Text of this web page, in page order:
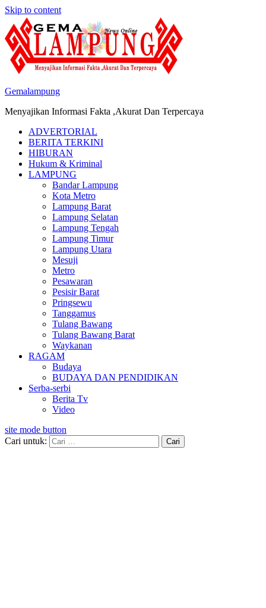
Skip to content
Gemalampung
Menyajikan Informasi Fakta ,Akurat Dan Terpercaya
ADVERTORIAL
BERITA TERKINI
HIBURAN
Hukum & Kriminal
LAMPUNG
Bandar Lampung
Kota Metro
Lampung Barat
Lampung Selatan
Lampung Tengah
Lampung Timur
Lampung Utara
Mesuji
Metro
Pesawaran
Pesisir Barat
Pringsewu
Tanggamus
Tulang Bawang
Tulang Bawang Barat
Waykanan
RAGAM
Budaya
BUDAYA DAN PENDIDIKAN
Serba-serbi
Berita Tv
Video
site mode button
Cari untuk: